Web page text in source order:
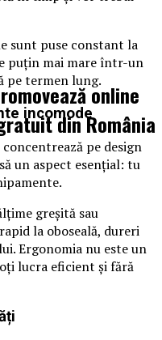
sunt puse constant la
puțin mai mare într-un
pe termen lung.
incomode
pe design
un aspect esențial: tu
greșită sau
la oboseală, dureri
Ergonomia nu este un
lucra eficient și fără
online
din România